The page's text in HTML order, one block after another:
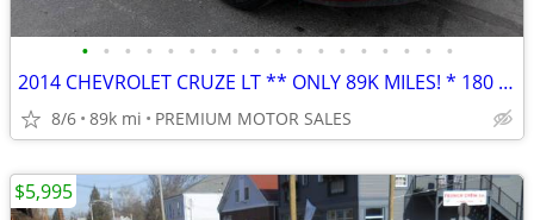
• • • • • • • • • • • • • • • • • •
2014 CHEVROLET CRUZE LT ** ONLY 89K MILES! * 180 DAY WARRANTY **
8/6 89k mi PREMIUM MOTOR SALES
$5,995